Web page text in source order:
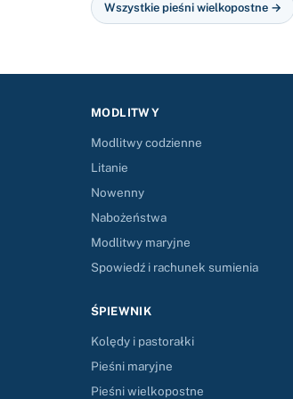
Wszystkie pieśni wielkopostne →
MODLITWY
Modlitwy codzienne
Litanie
Nowenny
Nabożeństwa
Modlitwy maryjne
Spowiedź i rachunek sumienia
ŚPIEWNIK
Kolędy i pastorałki
Pieśni maryjne
Pieśni wielkopostne